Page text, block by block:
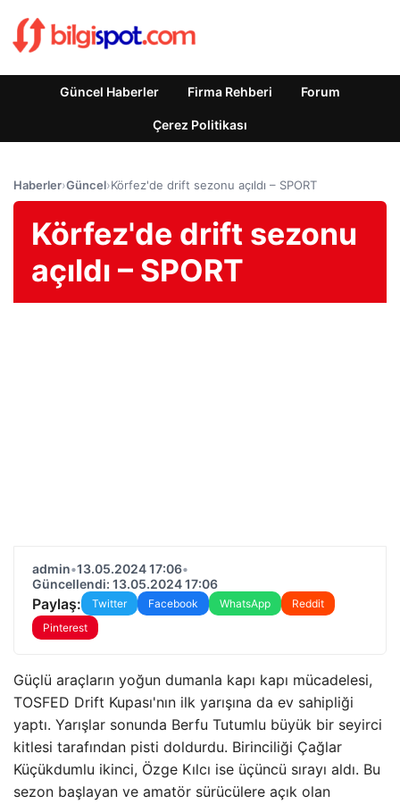
Güncel Haberler Firma Rehberi Forum
Çerez Politikası
Haberler›Güncel›Körfez'de drift sezonu açıldı – SPORT
Körfez'de drift sezonu
açıldı – SPORT
admin•13.05.2024 17:06•
Güncellendi: 13.05.2024 17:06
Paylaş: Twitter Facebook WhatsApp
Reddit
Pinterest
Güçlü araçların yoğun dumanla kapı kapı mücadelesi,
TOSFED Drift Kupası'nın ilk yarışına da ev sahipliği
yaptı. Yarışlar sonunda Berfu Tutumlu büyük bir seyirci
kitlesi tarafından pisti doldurdu. Birinciliği Çağlar
Küçükdumlu ikinci, Özge Kılcı ise üçüncü sırayı aldı. Bu
sezon başlayan ve amatör sürücülere açık olan